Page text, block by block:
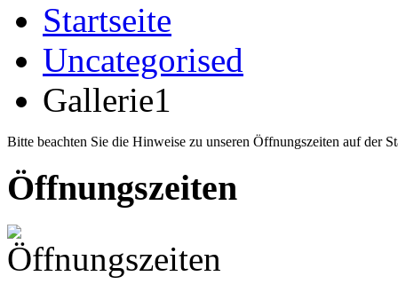
Startseite
Uncategorised
Gallerie1
Bitte beachten Sie die Hinweise zu unseren Öffnungszeiten auf der
Öffnungszeiten